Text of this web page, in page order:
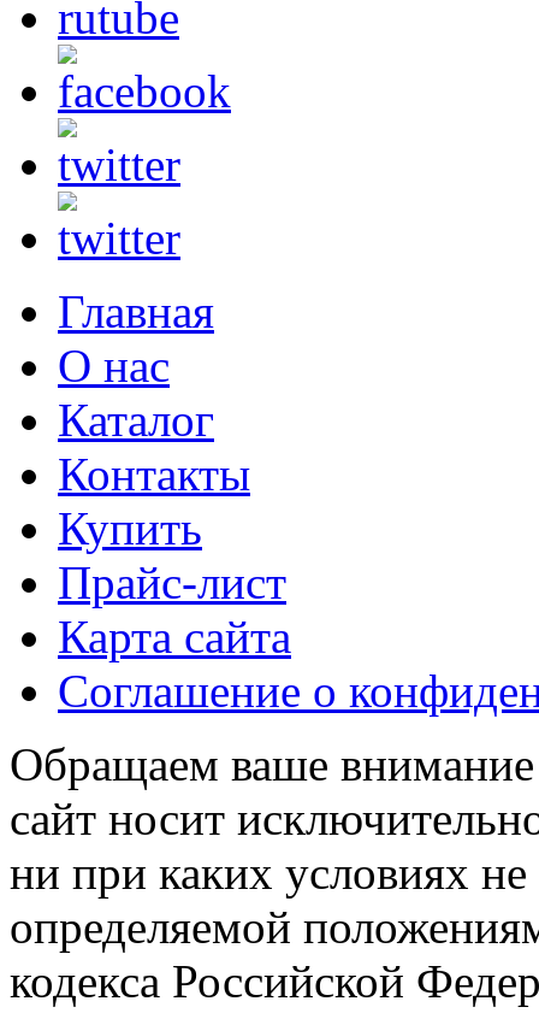
Главная
О нас
Каталог
Контакты
Купить
Прайс-лист
Карта сайта
Соглашение о
Обращаем ваше
сайт носит
ни при каких условиях
определяемой
кодекса Российской